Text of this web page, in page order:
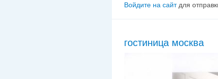
Войдите на сайтдля
гостиница москва